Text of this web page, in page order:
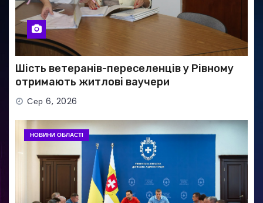
Шість ветеранів-переселенців у Рівному
отримають житлові ваучери
Сер 6, 2026
НОВИНИ ОБЛАСТІ